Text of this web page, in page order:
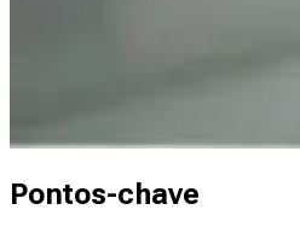
Pontos-chave